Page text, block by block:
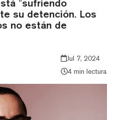
"sufriendo
su detención. Los
no están de
Jul 7, 2024
4 min lectura